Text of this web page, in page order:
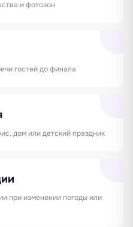
и фотозон
гостей до финала
дом или детский праздник
при изменении погоды или